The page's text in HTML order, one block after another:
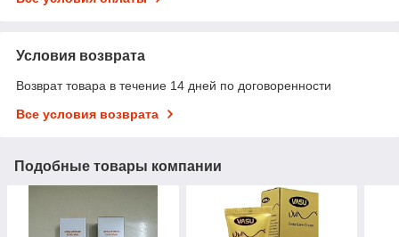
Условия возврата
Возврат товара в течение 14 дней по договоренности
Все условия возврата
Подобные товары компании